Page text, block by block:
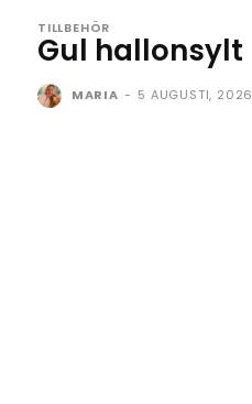
TILLBEHÖR
Gul hallonsylt
MARIA - 5 AUGUSTI, 2026